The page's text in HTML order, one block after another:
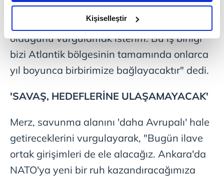
amacımızın size daha iyi bir reklam deneyimi sunmak
olduğunu ve sizlere en iyi içerikleri sunabilmek adına
elimizden gelen çabayı gösterdiğimizi ve bu noktada,
reklamların maliyetlerimizi karşılamak noktasında tek gelir
kalemimiz olduğunu sizlere hatırlatmak isteriz.
Her halükârda, kullanıcılar, bu çerezlere izin vermedikleri
takdirde, kullanıcılara hedefli reklamlar
gösterilmeyecektir."
Sizlere daha iyi bir hizmet sunabilmek için İnternet
Sitemizde kendimize ve üçüncü kişilere ait çerezler
kullanılmaktadır. Bu çerezler vasıtasıyla çeşitli kişisel
verileriniz işlenmekte olup gerekli olan çerezler bilgi
toplumu hizmetlerinin sunulması amacıyla
Kişiselleştir
denizaltı üretimi ve ortak tedarik kararının
uzun süredir hazırlıkları yürütülen bir süreç
olduğunu vurgulamak isterim. Bu iş birliği
bizi Atlantik bölgesinin tamamında onlarca
yıl boyunca birbirimize bağlayacaktır" dedi.
'SAVAŞ, HEDEFLERİNE ULAŞAMAYACAK'
Merz, savunma alanını 'daha Avrupalı' hale
getireceklerini vurgulayarak, "Bugün ilave
ortak girişimleri de ele alacağız. Ankara'da
NATO'ya yeni bir ruh kazandıracağımıza